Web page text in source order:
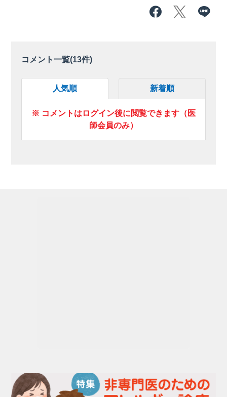
コメント一覧(13件)
人気順 新着順
※ コメントはログイン後に閲覧できます（医
師会員のみ）